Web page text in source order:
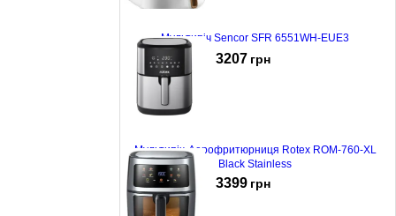
Мультипіч Sencor SFR 6551WH-EUE3
3207 грн
Мультипіч-Аерофритюрниця Rotex ROM-760-XL
Black Stainless
3399 грн